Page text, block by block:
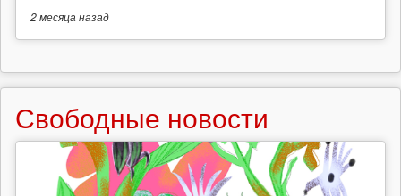
2 месяцаназад
Свободные новости